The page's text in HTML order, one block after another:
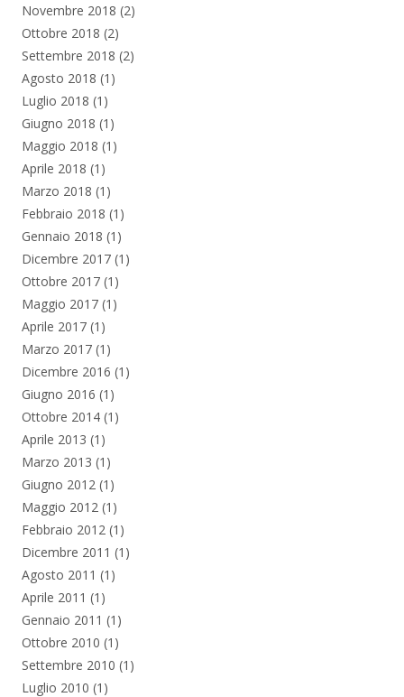
Novembre 2018 (2)
Ottobre 2018 (2)
Settembre 2018 (2)
Agosto 2018 (1)
Luglio 2018 (1)
Giugno 2018 (1)
Maggio 2018 (1)
Aprile 2018 (1)
Marzo 2018 (1)
Febbraio 2018 (1)
Gennaio 2018 (1)
Dicembre 2017 (1)
Ottobre 2017 (1)
Maggio 2017 (1)
Aprile 2017 (1)
Marzo 2017 (1)
Dicembre 2016 (1)
Giugno 2016 (1)
Ottobre 2014 (1)
Aprile 2013 (1)
Marzo 2013 (1)
Giugno 2012 (1)
Maggio 2012 (1)
Febbraio 2012 (1)
Dicembre 2011 (1)
Agosto 2011 (1)
Aprile 2011 (1)
Gennaio 2011 (1)
Ottobre 2010 (1)
Settembre 2010 (1)
Luglio 2010 (1)